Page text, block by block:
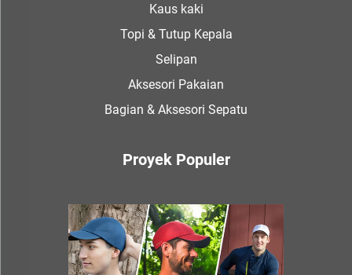
Kaus kaki
Topi & Tutup Kepala
Selipan
Aksesori Pakaian
Bagian & Aksesori Sepatu
Proyek Populer